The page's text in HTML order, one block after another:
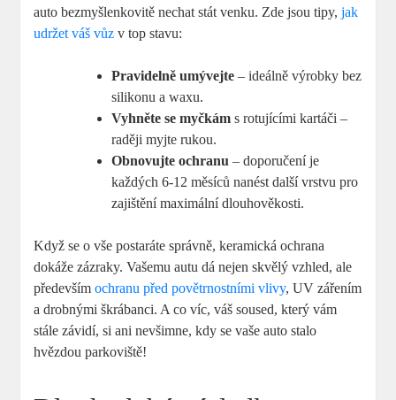
auto bezmyšlenkovitě nechat stát‍ venku. Zde jsou‌ tipy,jak
udržet váš vůz v top ⁢stavu:
Pravidelně umývejte – ideálně‍ výrobky bez
silikonu⁢ a waxu.
Vyhněte se myčkám s rotujícími kartáči –
raději myjte⁢ rukou.
Obnovujte ochranu – doporučení je
každých 6-12 měsíců nanést další ​vrstvu pro
zajištění maximální dlouhověkosti.
Když se​ o vše postaráte ⁤správně, keramická ochrana⁤
dokáže zázraky. Vašemu autu dá ⁢nejen skvělý ‌vzhled, ale​
předevšímochranu před povětrnostními vlivy, UV zářením
a​ drobnými škrábanci. A ⁤co víc, váš soused,​ který vám‍
stále závidí, si ani nevšimne, kdy se vaše auto stalo
hvězdou parkoviště!